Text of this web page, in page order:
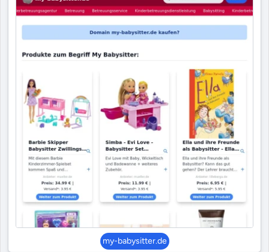
my-babysitter.de